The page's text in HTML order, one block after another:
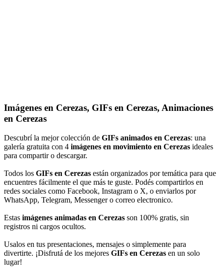
Imágenes en Cerezas, GIFs en Cerezas, Animaciones
en Cerezas
Descubrí la mejor colección de GIFs animados en Cerezas: una
galería gratuita con 4 imágenes en movimiento en Cerezas ideales
para compartir o descargar.
Todos los GIFs en Cerezas están organizados por temática para que
encuentres fácilmente el que más te guste. Podés compartirlos en
redes sociales como Facebook, Instagram o X, o enviarlos por
WhatsApp, Telegram, Messenger o correo electronico.
Estas imágenes animadas en Cerezas son 100% gratis, sin
registros ni cargos ocultos.
Usalos en tus presentaciones, mensajes o simplemente para
divertirte. ¡Disfrutá de los mejores GIFs en Cerezas en un solo
lugar!